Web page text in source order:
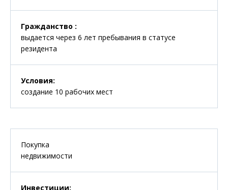
Покупка
недвижимости
Инвестиции:
Гражданство :
выдается через 6 лет пребывания в статусе
резидента
Условия:
создание 10 рабочих мест